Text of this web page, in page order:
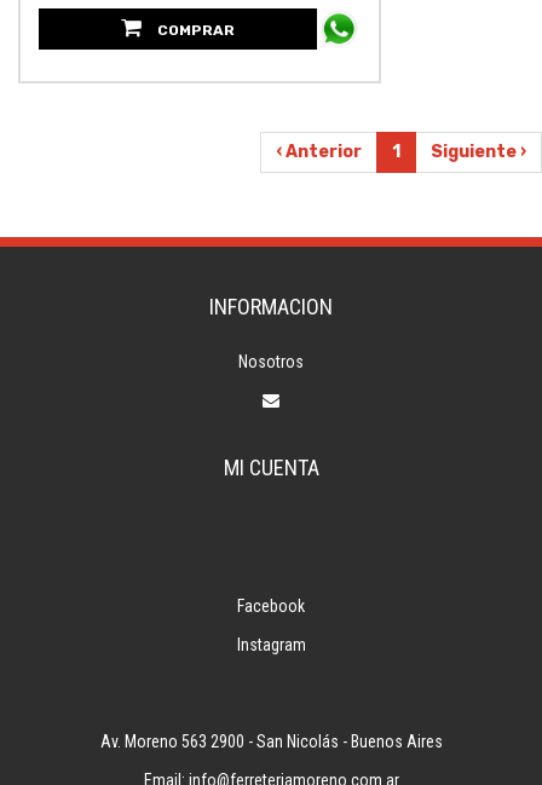
COMPRAR
‹ Anterior 1 Siguiente ›
INFORMACION
Nosotros
MI CUENTA
Facebook
Instagram
Av. Moreno 563 2900 - San Nicolás - Buenos Aires
Email: info@ferreteriamoreno.com.ar